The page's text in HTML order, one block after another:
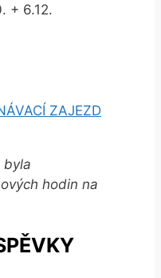
+ 6.12.
ZAJEZD
byla
hodin na